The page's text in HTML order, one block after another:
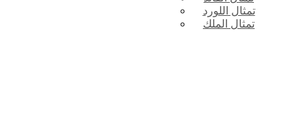
تمثال اللورد
تمثال الملك